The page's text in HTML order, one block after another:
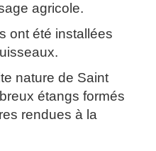
agricole.
ont été installées
nature de Saint
étangs formés
rendues à la